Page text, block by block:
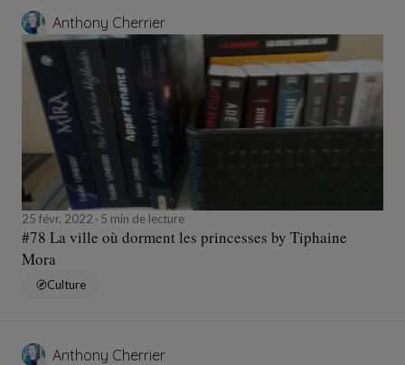
Anthony Cherrier
25 févr. 2022 5 min de lecture
#78 La ville où dorment les princesses by Tiphaine
Mora
Culture
Anthony Cherrier